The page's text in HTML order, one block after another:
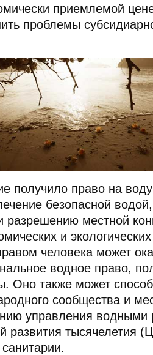
приемлемой
проблемы
получило право на
безопасной
разрешению местной
и
человека может
водное право,
Оно также может
сообщества и
управления водными
развития тысячелетия